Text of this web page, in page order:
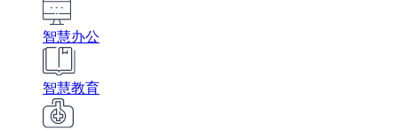
智慧办公
智慧教育